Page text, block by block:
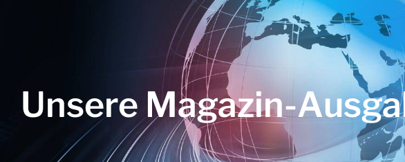
Unsere Magazin-